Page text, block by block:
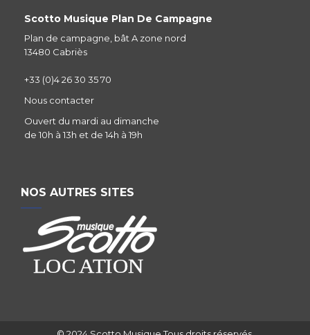
Scotto Musique Plan De Campagne
Plan de campagne, bât A zone nord
13480 Cabriès
+33 (0)4 26 30 35 70
Nous contacter
Ouvert du mardi au dimanche
de 10h à 13h et de 14h à 19h
NOS AUTRES SITES